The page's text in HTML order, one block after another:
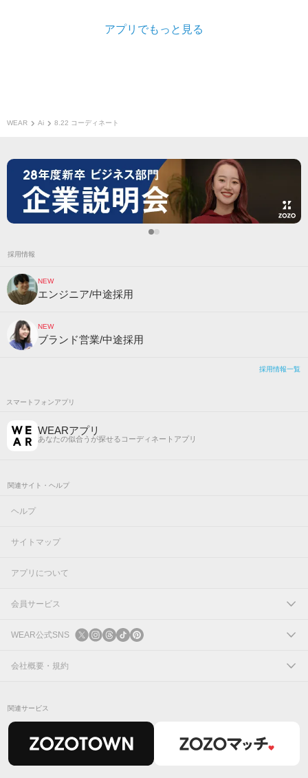
アプリでもっと見る
WEAR Ai 8.22 コーディネート
採用情報
NEW
エンジニア/中途採用
NEW
ブランド営業/中途採用
採用情報一覧
スマートフォンアプリ
WEARアプリ
あなたの似合うが探せるコーディネートアプリ
関連サイト・ヘルプ
ヘルプ
サイトマップ
アプリについて
会員サービス
ログイン
新規会員登録
WEAR公式SNS
X
会社概要・規約
関連サービス